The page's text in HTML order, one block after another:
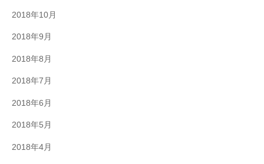
2018年10月
2018年9月
2018年8月
2018年7月
2018年6月
2018年5月
2018年4月